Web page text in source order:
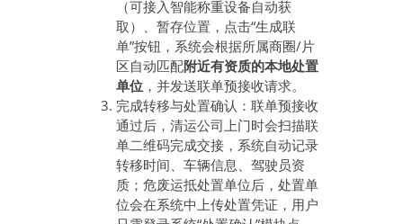
（可接入智能称重设备自动获
取）、暂存位置，点击“生成联
单”按钮，系统会根据所属商圈/片
区自动匹配附近有资质的本地处置
单位 ，并发送联单预接收请求。
完成转移与处置确认：联单预接收
通过后，清运公司上门时会扫描联
单二维码完成交接，系统自动记录
转移时间、车辆信息、驾驶员资
质；危废运抵处置单位后，处置单
位会在系统中上传处置凭证，用户